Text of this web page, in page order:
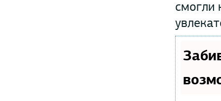
смогли